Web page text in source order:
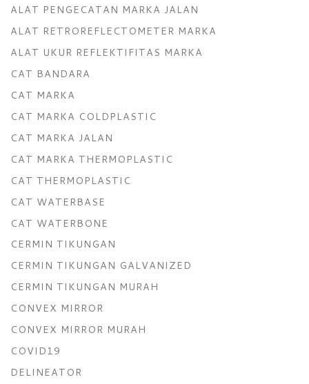
ALAT PENGECATAN MARKA JALAN
ALAT RETROREFLECTOMETER MARKA
ALAT UKUR REFLEKTIFITAS MARKA
CAT BANDARA
CAT MARKA
CAT MARKA COLDPLASTIC
CAT MARKA JALAN
CAT MARKA THERMOPLASTIC
CAT THERMOPLASTIC
CAT WATERBASE
CAT WATERBONE
CERMIN TIKUNGAN
CERMIN TIKUNGAN GALVANIZED
CERMIN TIKUNGAN MURAH
CONVEX MIRROR
CONVEX MIRROR MURAH
COVID19
DELINEATOR